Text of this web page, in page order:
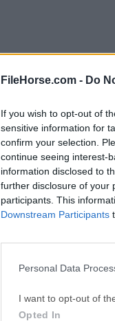
FileHorse.com - Do
If you wish to opt-out of
sensitive information for
confirm your selection.
continue seeing interest-
information disclosed to
further disclosure of your
participants. This
Downstream Participants
Personal Data
I want to opt-out of
Opted In
Imágenes
Top
Opera 134.0